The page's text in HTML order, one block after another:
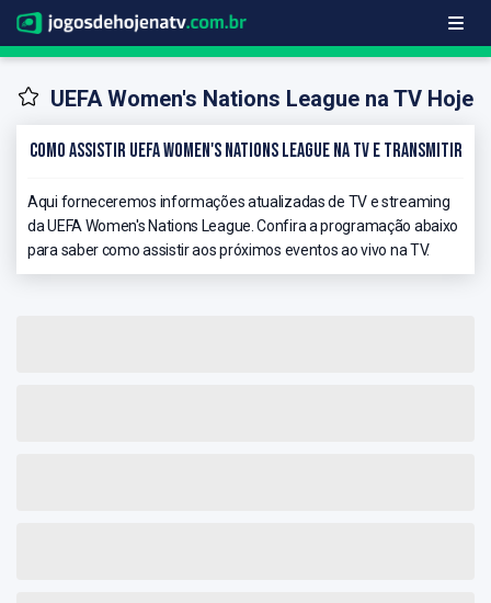
UEFA Women's Nations League na TV Hoje
Como Assistir UEFA Women's Nations League na TV e Transmitir
Aqui forneceremos informações atualizadas de TV e streaming
da UEFA Women's Nations League. Confira a programação abaixo
para saber como assistir aos próximos eventos ao vivo na TV.